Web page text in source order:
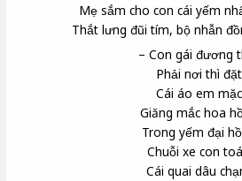
Mẹ sắm cho con cái yếm
Thắt lưng đũi tím, bộ nhẫn
– Con gái đương
Phải nơi thì đặt
Cái áo em mặc
Giăng mắc hoa
Trong yếm đại
Chuỗi xe con
Cái quai dâu